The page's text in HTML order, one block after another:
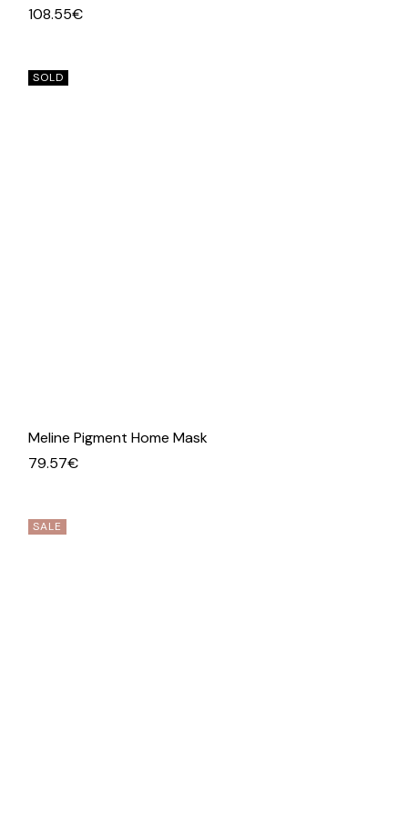
108.55€
SOLD
Meline Pigment Home Mask
79.57€
SALE